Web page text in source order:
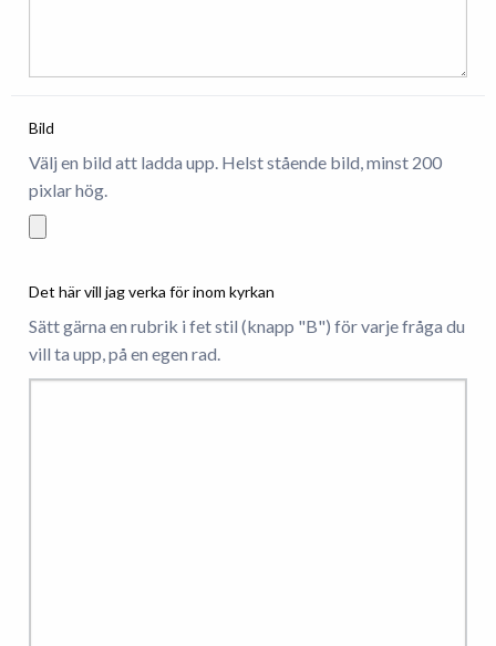
Bild
Välj en bild att ladda upp. Helst stående bild, minst 200
pixlar hög.
Det här vill jag verka för inom kyrkan
Sätt gärna en rubrik i fet stil (knapp "B") för varje fråga du
vill ta upp, på en egen rad.